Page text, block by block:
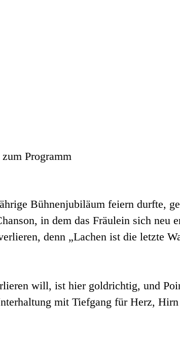
Programm
Bühnenjubiläum feiern durfte,
in dem das Fräulein sich neu
denn „Lachen ist die letzte
will, ist hier goldrichtig, und
mit Tiefgang für Herz,